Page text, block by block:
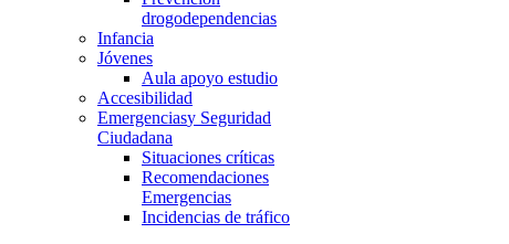
drogodependencias
Infancia
Jóvenes
Aula apoyo estudio
Accesibilidad
Emergenciasy Seguridad
Ciudadana
Situaciones críticas
Recomendaciones
Emergencias
Incidencias de tráfico